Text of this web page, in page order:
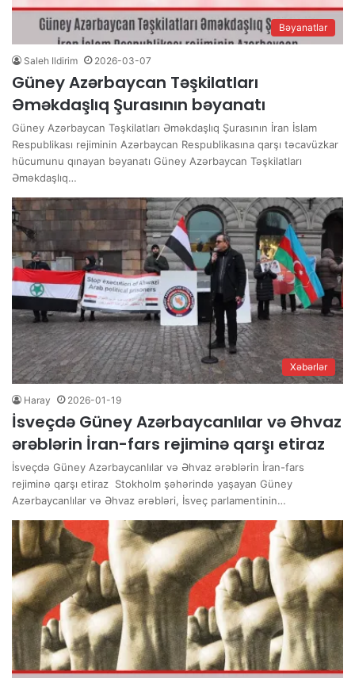
Bəyanatlar
Saleh Ildirim 2026-03-07
Güney Azərbaycan Təşkilatları
Əməkdaşlıq Şurasının bəyanatı
Güney Azərbaycan Təşkilatları Əməkdaşlıq Şurasının İran İslam
Respublikası rejiminin Azərbaycan Respublikasına qarşı təcavüzkar
hücumunu qınayan bəyanatı Güney Azərbaycan Təşkilatları
Əməkdaşlıq…
Xəbərlər
Haray 2026-01-19
İsveçdə Güney Azərbaycanlılar və Əhvaz
ərəblərin İran-fars rejiminə qarşı etiraz
İsveçdə Güney Azərbaycanlılar və Əhvaz ərəblərin İran-fars
rejiminə qarşı etiraz Stokholm şəhərində yaşayan Güney
Azərbaycanlılar və Əhvaz ərəbləri, İsveç parlamentinin…